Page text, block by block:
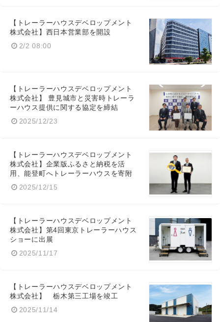
【トレーラーハウスデベロップメント
株式会社】西日本営業部を開設
2/2 08:00
【トレーラーハウスデベロップメント
株式会社】 豊見城市と災害時トレーラ
ーハウス提供に関する協定を締結
2025/12/23
【トレーラーハウスデベロップメント
株式会社】企業版ふるさと納税を活
用、能登町へトレーラーハウスを寄附
2025/12/15
【トレーラーハウスデベロップメント
株式会社】第4回東京トレーラーハウス
ショーに出展
2025/11/17
【トレーラーハウスデベロップメント
株式会社】 栃木第三工場を竣工
2025/11/14